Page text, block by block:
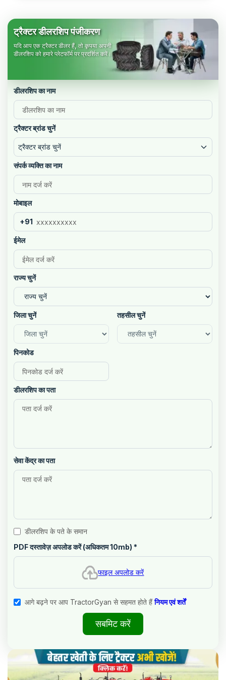
ट्रैक्टर डीलरशिप पंजीकरण
यदि आप एक ट्रैक्टर डीलर हैं, तो कृपया अपनी
डीलरशिप को हमारे प्लेटफॉर्म पर प्रदर्शित करें।
डीलरशिप का नाम
ट्रैक्टर ब्रांड चुनें
ट्रैक्टर ब्रांड चुनें
संपर्क व्यक्ति का नाम
मोबाइल
+91
ईमेल
राज्य चुनें
जिला चुनें तहसील चुनें
पिनकोड
डीलरशिप का पता
सेवा केंद्र का पता
डीलरशिप के पते के समान
PDF दस्तावेज़ अपलोड करें (अधिकतम 10mb) *
फाइल अपलोड करें
आगे बढ़ने पर आप TractorGyan से सहमत होते हैं नियम एवं शर्तें
सबमिट करें